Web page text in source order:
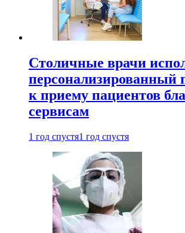
Столичные врачи
персонализированный
к приему пациентов
сервисам
1 год спустя1 год спустя